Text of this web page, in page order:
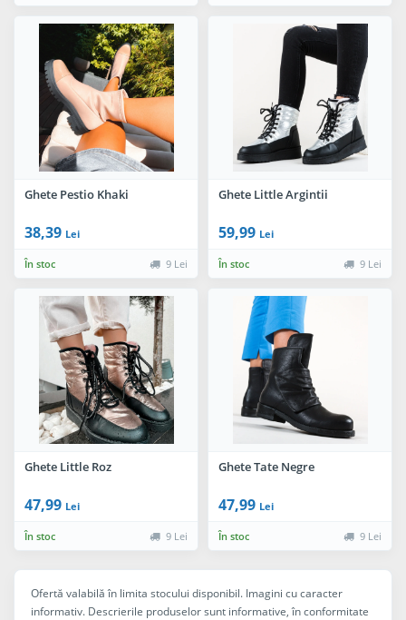
Ghete Pestio Khaki
38,39 Lei
În stoc 9 Lei
Ghete Little Argintii
59,99 Lei
În stoc 9 Lei
Ghete Little Roz
47,99 Lei
În stoc 9 Lei
Ghete Tate Negre
47,99 Lei
În stoc 9 Lei
Ofertă valabilă în limita stocului disponibil. Imagini cu caracter
informativ. Descrierile produselor sunt informative, în conformitate